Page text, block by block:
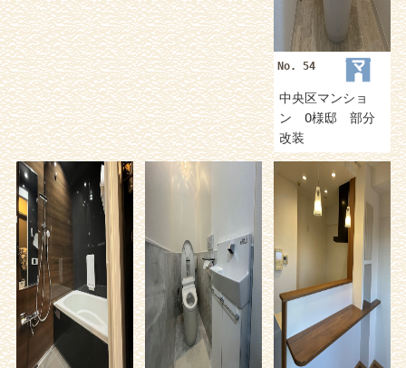
No. 54
中央区マンショ
ン O様邸 部分
改装